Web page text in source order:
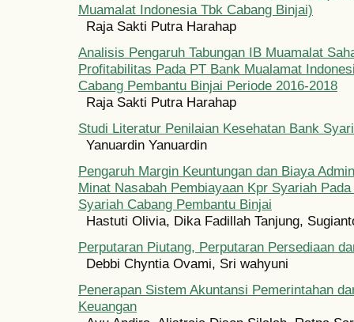
Muamalat Indonesia Tbk Cabang Binjai)
Raja Sakti Putra Harahap
Analisis Pengaruh Tabungan IB Muamalat
Profitabilitas Pada PT Bank Mualamat
Cabang Pembantu Binjai Periode 2016-2018
Raja Sakti Putra Harahap
Studi Literatur Penilaian Kesehatan Bank
Yanuardin Yanuardin
Pengaruh Margin Keuntungan dan Biaya
Minat Nasabah Pembiayaan Kpr Syariah
Syariah Cabang Pembantu Binjai
Hastuti Olivia, Dika Fadillah Tanjung,
Perputaran Piutang, Perputaran Persediaan
Debbi Chyntia Ovami, Sri wahyuni
Penerapan Sistem Akuntansi Pemerintahan
Keuangan